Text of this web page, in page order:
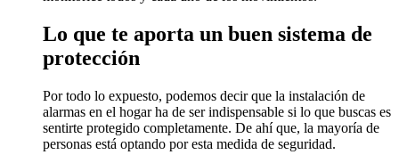
Lo que te aporta un buen sistema de
protección
Por todo lo expuesto, podemos decir que la instalación de
alarmas en el hogar ha de ser indispensable si lo que buscas es
sentirte protegido completamente. De ahí que, la mayoría de
personas está optando por esta medida de seguridad.